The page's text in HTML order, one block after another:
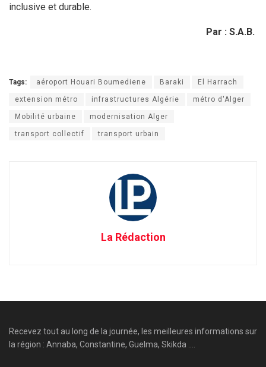
inclusive et durable.
Par : S.A.B.
Tags: aéroport Houari Boumediene Baraki El Harrach
extension métro infrastructures Algérie métro d'Alger
Mobilité urbaine modernisation Alger
transport collectif transport urbain
La Rédaction
Recevez tout au long de la journée, les meilleures informations sur
la région : Annaba, Constantine, Guelma, Skikda ....